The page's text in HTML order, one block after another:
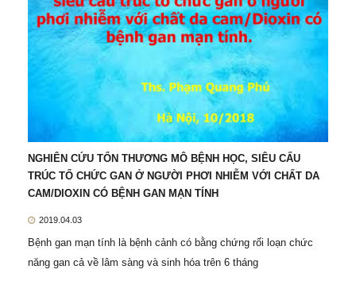
NGHIÊN CỨU TỔN THƯƠNG MÔ BỆNH HỌC, SIÊU CẤU
TRÚC TỔ CHỨC GAN Ở NGƯỜI PHƠI NHIỄM VỚI CHẤT DA
CAM/DIOXIN CÓ BỆNH GAN MẠN TÍNH
2019.04.03
Bệnh gan mạn tính là bệnh cảnh có bằng chứng rối loạn chức
năng gan cả về lâm sàng và sinh hóa trên 6 tháng